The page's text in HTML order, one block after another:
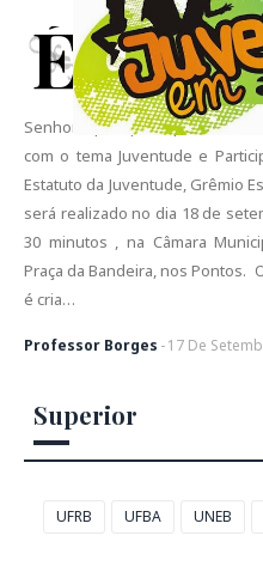
É
com muita
Promoção da
Municipal de
Senhoria para participar da III
com o tema Juventude e
Estatuto da Juventude, Grêmio
será realizado no dia 18 de
30 minutos , na Câmara
Praça da Bandeira, nos Pontos.
é cria…
Professor Borges -17 De
Superior
UFRB UFBA UNEB